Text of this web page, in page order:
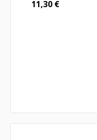
11,30 €